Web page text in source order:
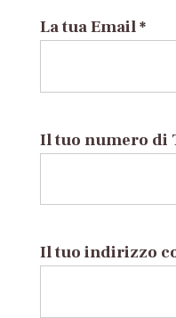
La tua Email *
Il tuo numero di
Il tuo indirizzo